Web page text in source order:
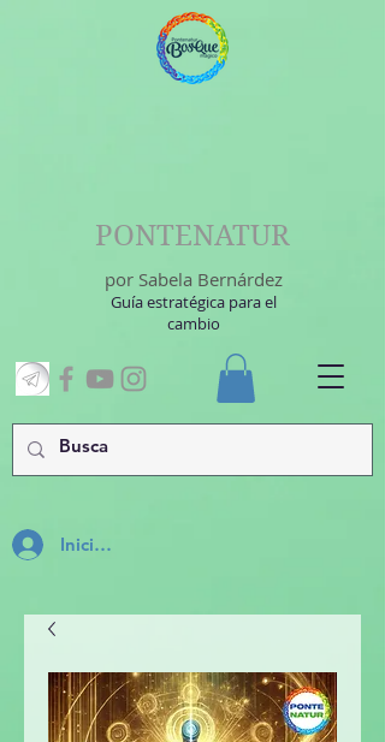
Inicia Sesión
PONTENATUR
por Sabela Bernárdez
Guía estratégica para el
cambio